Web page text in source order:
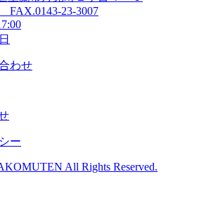
FAX.0143-23-3007
わせ
ー
All Rights Reserved.